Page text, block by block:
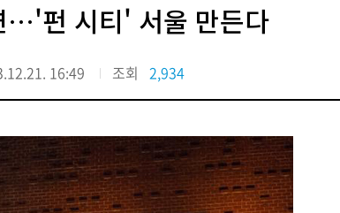
…'펀 시티' 서울 만든다
16:49 조회 2,934